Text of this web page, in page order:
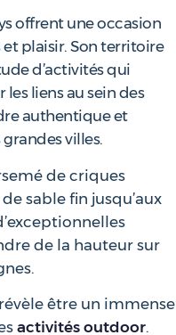
offrent une occasion
et plaisir. Son territoire
d’activités qui
liens au sein des
authentique et
villes.
de criques
sable fin jusqu’aux
de la hauteur sur
être un immense
activités outdoor.